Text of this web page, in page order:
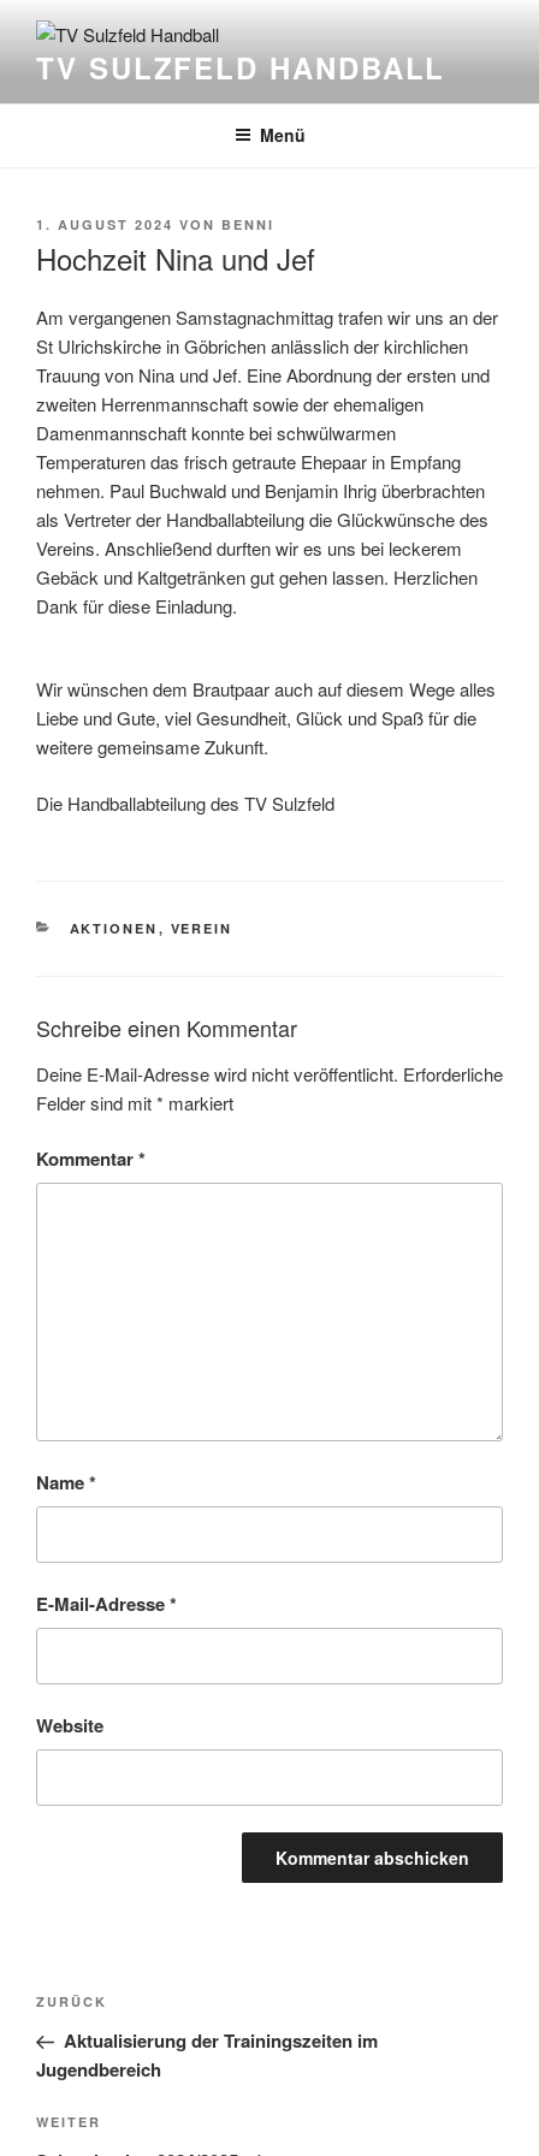
Inhalt
springenTV SULZFELD HANDBALL
Menü
VERÖFFENTLICHT
1. AUGUST 2024 VON BENNI
Hochzeit Nina und Jef
Am vergangenen Samstagnachmittag trafen wir uns an der
St Ulrichskirche in Göbrichen anlässlich der kirchlichen
Trauung von Nina und Jef. Eine Abordnung der ersten und
zweiten Herrenmannschaft sowie der ehemaligen
Damenmannschaft konnte bei schwülwarmen
Temperaturen das frisch getraute Ehepaar in Empfang
nehmen. Paul Buchwald und Benjamin Ihrig überbrachten
als Vertreter der Handballabteilung die Glückwünsche des
Vereins. Anschließend durften wir es uns bei leckerem
Gebäck und Kaltgetränken gut gehen lassen. Herzlichen
Dank für diese Einladung.
Wir wünschen dem Brautpaar auch auf diesem Wege alles
Liebe und Gute, viel Gesundheit, Glück und Spaß für die
weitere gemeinsame Zukunft.
Die Handballabteilung des TV Sulzfeld
KATEGORIEN
AKTIONEN , VEREIN
Schreibe einen Kommentar
Deine E-Mail-Adresse wird nicht veröffentlicht. Erforderliche
Felder sind mit* markiert
Kommentar*
Name*
E-Mail-Adresse*
Website
Beitragsnavigation
Vorheriger
Beitrag
ZURÜCK
Aktualisierung der Trainingszeiten im
Jugendbereich
Nächster
WEITER